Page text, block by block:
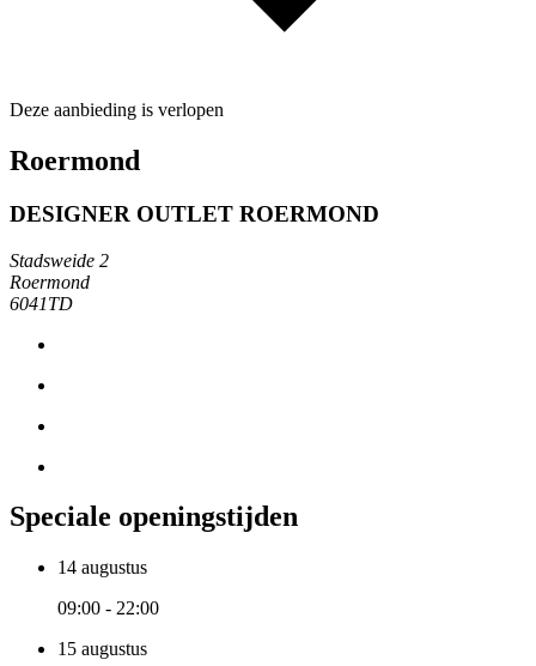
Deze aanbieding is verlopen
Roermond
DESIGNER OUTLET ROERMOND
Stadsweide 2
Roermond
6041TD
Speciale openingstijden
14 augustus
09:00 - 22:00
15 augustus